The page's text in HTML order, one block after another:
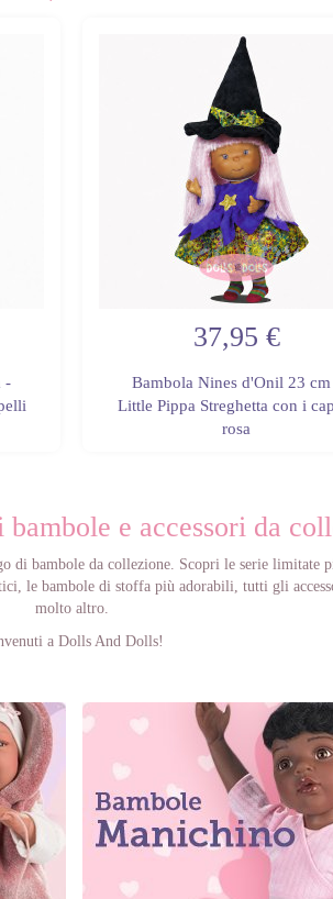
-
37,95 €
Bambola Nines d'Onil 23
Little Pippa Streghetta con i
rosa
e accessori da
di bambole da collezione. Scopri le serie limitate
le bambole di stoffa più adorabili, tutti gli
molto altro.
a Dolls And Dolls!